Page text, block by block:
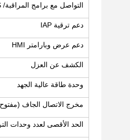
التواصل مع برامج المراقبة/ EMS
دعم ترقية IAP
دعم عرض وبارامتر HMI
الكشف عن العزل
وحدة طاقة عالية الجهد
مخرج الاتصال الجاف
الحد الأقصى لعدد وحدات